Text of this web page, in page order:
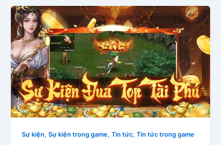
Sự kiện,Sự kiện trong game,Tin tức,Tin tức trong game